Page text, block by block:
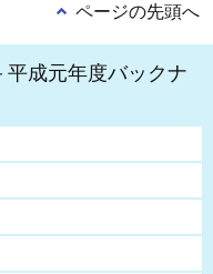
ページの先頭へ
平成元年度バックナ